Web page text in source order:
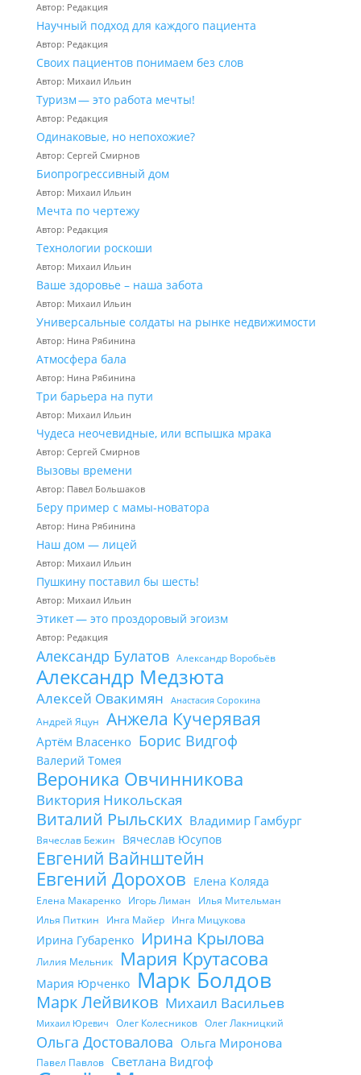
Автор: Редакция
Научный подход для каждого пациента
Автор: Редакция
Своих пациентов понимаем без слов
Автор: Михаил Ильин
Туризм — это работа мечты!
Автор: Редакция
Одинаковые, но непохожие?
Автор: Сергей Смирнов
Биопрогрессивный дом
Автор: Михаил Ильин
Мечта по чертежу
Автор: Редакция
Технологии роскоши
Автор: Михаил Ильин
Ваше здоровье – наша забота
Автор: Михаил Ильин
Универсальные солдаты на рынке недвижимости
Автор: Нина Рябинина
Атмосфера бала
Автор: Нина Рябинина
Три барьера на пути
Автор: Михаил Ильин
Чудеса неочевидные, или вспышка мрака
Автор: Сергей Смирнов
Вызовы времени
Автор: Павел Большаков
Беру пример с мамы-новатора
Автор: Нина Рябинина
Наш дом — лицей
Автор: Михаил Ильин
Пушкину поставил бы шесть!
Автор: Михаил Ильин
Этикет — это проздоровый эгоизм
Автор: Редакция
Александр Булатов Александр Воробьёв
Александр Медзюта
Алексей Овакимян Анастасия Сорокина
Андрей Яцун Анжела Кучерявая
Артём Власенко Борис Видгоф
Валерий Томея
Вероника Овчинникова
Виктория Никольская
Виталий Рыльских Владимир Гамбург
Вячеслав Бежин Вячеслав Юсупов
Евгений Вайнштейн
Евгений Дорохов Елена Коляда
Елена Макаренко Игорь Лиман
Илья Мительман
Илья Питкин
Инга Майер Инга Мицукова
Ирина Губаренко Ирина Крылова
Лилия Мельник Мария Крутасова
Мария Юрченко Марк Болдов
Марк Лейвиков Михаил Васильев
Михаил Юревич Олег Колесников Олег Лакницкий
Ольга Достовалова Ольга Миронова
Павел Павлов Светлана Видгоф